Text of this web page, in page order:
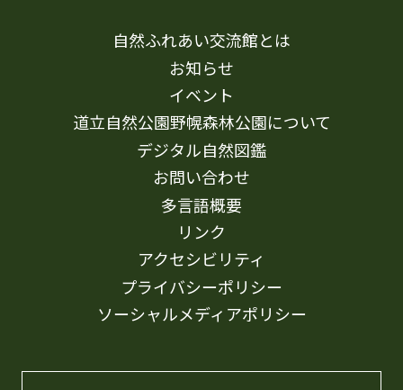
自然ふれあい交流館とは
お知らせ
イベント
道立自然公園野幌森林公園について
デジタル自然図鑑
お問い合わせ
多言語概要
リンク
アクセシビリティ
プライバシーポリシー
ソーシャルメディアポリシー